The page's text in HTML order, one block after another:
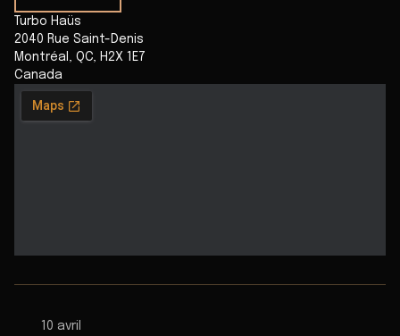
Turbo Haüs
2040 Rue Saint-Denis
Montréal
QC
H2X 1E7
Canada
10 avril